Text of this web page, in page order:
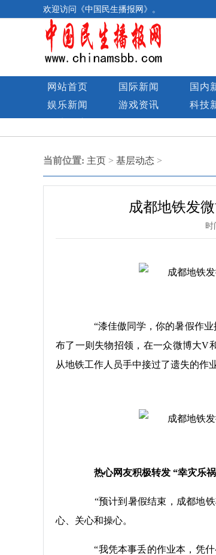
欢迎访问《中国民生播报网》。
网站首页 国际新闻 国内
娱乐新闻
游戏资讯 科技
当前位置: 主页 > 基层动态 >
成都地铁发
时
“漆佳傲同学，你的暑假作业
布了一则失物招领，在一众微博大V
从地铁工作人员手中接过了遗失的作业
热心网友积极转发 “幸灾乐
“预计到暑假结束，成都地铁
心、关心和操心。
“我凭本事丢的作业本，凭什